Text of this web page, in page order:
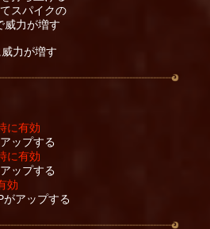
スパイクの
力が増す
力が増す
に有効
ップする
に有効
ップする
効
がアップする